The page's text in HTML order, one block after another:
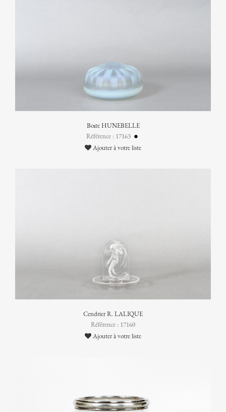
Boîte HUNEBELLE
Référence : 17163
Ajouter à votre liste
Cendrier R. LALIQUE
Référence : 17160
Ajouter à votre liste